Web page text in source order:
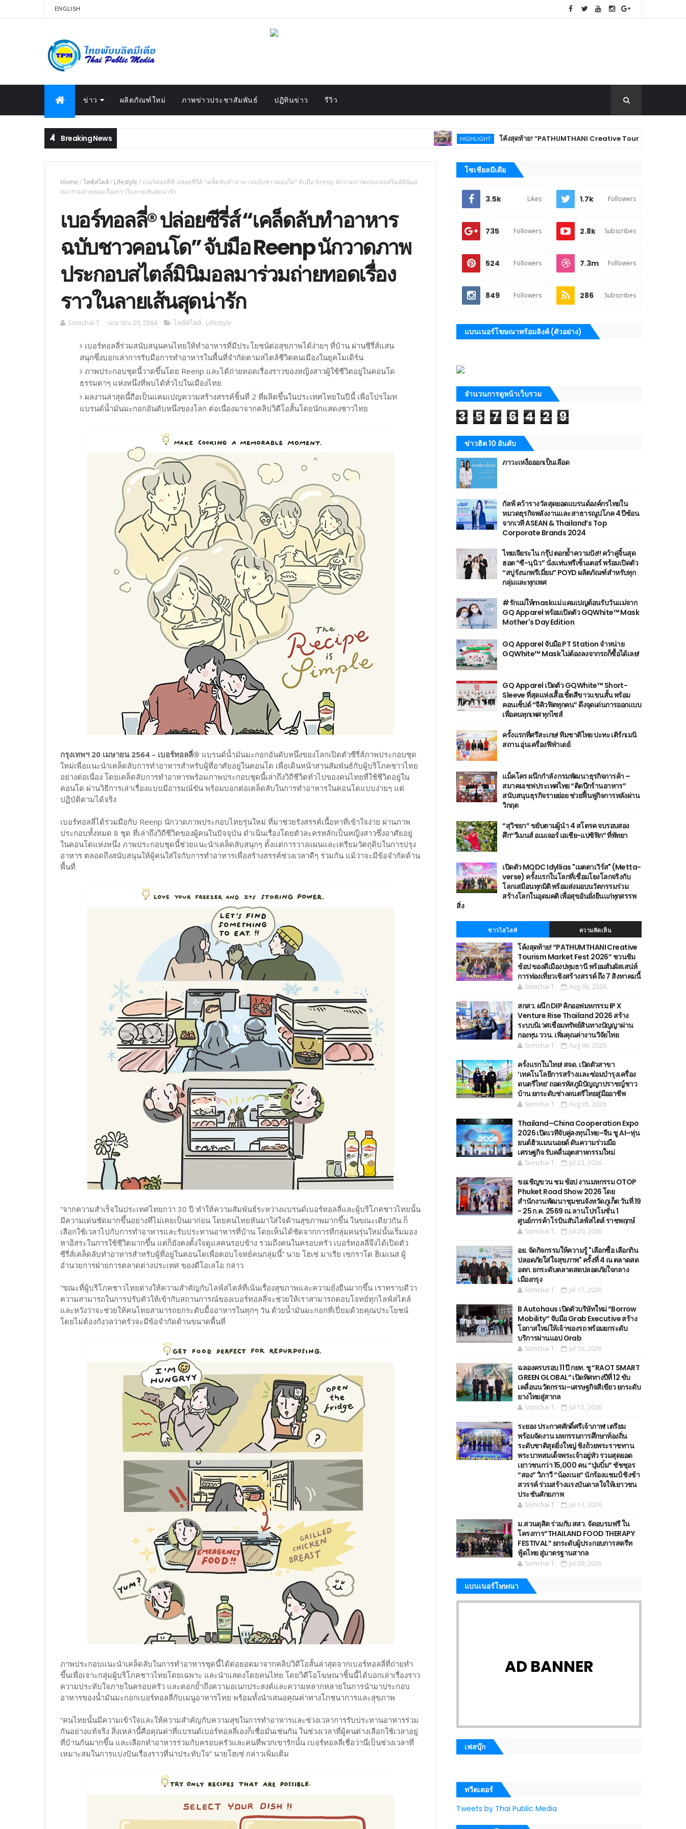
ENGLISH
ข่าว ผลิตภัณฑ์ใหม่ ภาพข่าวประชาสัมพันธ์ ปฏิทินข่าว รีวิว
Breaking News HIGHLIGHT โค้งสุดท้าย! “PATHUMTHANI Creative Tourism Market Fest 2026”
Home /ไลฟ์สไตล์/ Lifestyle / เบอร์ทอลลี่® ปล่อยซีรี่ส์ “เคล็ดลับทำอาหารฉบับชาวคอนโด” จับมือ Reenp นักวาดภาพประกอบสไตล์มินิมอ
ลมาร่วมถ่ายทอดเรื่องราวในลายเส้นสุดน่ารัก
เบอร์ทอลลี่® ปล่อยซีรี่ส์ “เคล็ดลับทำอาหาร
ฉบับชาวคอนโด” จับมือ Reenp นักวาดภาพ
ประกอบสไตล์มินิมอลมาร่วมถ่ายทอดเรื่อง
ราวในลายเส้นสุดน่ารัก
Somchai T. เมษายน 20, 2564 ไลฟ์สไตล์, Lifestyle
เบอร์ทอลลี่ร่วมสนับสนุนคนไทยให้ทำอาหารที่มีประโยชน์ต่อสุขภาพได้ง่ายๆ ที่บ้าน ผ่านซีรี่ส์แสน
สนุกซึ่งบอกเล่าการรับมือการทำอาหารในพื้นที่จำกัดตามสไตล์ชีวิตคนเมืองในยุคโมเดิร์น
ภาพประกอบชุดนี้วาดขึ้นโดย Reenp และได้ถ่ายทอดเรื่องราวของหญิงสาวผู้ใช้ชีวิตอยู่ในคอนโด
ธรรมดาๆ แห่งหนึ่งที่พบได้ทั่วไปในเมืองไทย
ผลงานล่าสุดนี้ถือเป็นแคมเปญความสร้างสรรค์ชิ้นที่ 2 ที่ผลิตขึ้นในประเทศไทยในปีนี้ เพื่อโปรโมท
แบรนด์น้ำมันมะกอกอันดับหนึ่งของโลก ต่อเนื่องมาจากคลิปวิดีโอสั้นโดยนักแสดงชาวไทย
กรุงเทพฯ 20 เมษายน 2564 – เบอร์ทอลลี่® แบรนด์น้ำมันมะกอกอันดับหนึ่งของโลกเปิดตัวซีรี่ส์ภาพประกอบชุด
ใหม่เพื่อแนะนำเคล็ดลับการทำอาหารสำหรับผู้ที่อาศัยอยู่ในคอนโด เพื่อเดินหน้าสานสัมพันธ์กับผู้บริโภคชาวไทย
อย่างต่อเนื่อง โดยเคล็ดลับการทำอาหารพร้อมภาพประกอบชุดนี้เล่าถึงวิถีชีวิตทั่วไปของคนไทยที่ใช้ชีวิตอยู่ใน
คอนโด ผ่านวิธีการเล่าเรื่องแบบมีอารมณ์ขัน พร้อมบอกต่อเคล็ดลับในการทำอาหารในคอนโดแบบง่ายๆ แต่
ปฏิบัติตามได้จริง
เบอร์ทอลลี่ได้ร่วมมือกับ Reenp นักวาดภาพประกอบไทยรุ่นใหม่ ที่มาช่วยรังสรรค์เนื้อหาที่เข้าใจง่าย ผ่านภาพ
ประกอบทั้งหมด 8 ชุด ที่เล่าถึงวิถีชีวิตของผู้คนในปัจจุบัน ดำเนินเรื่องโดยตัวละครหลักเป็นหญิงสาวซึ่งอาศัยอยู่
ในคอนโดแห่งหนึ่ง ภาพประกอบชุดนี้ช่วยแนะนำเคล็ดลับสนุกๆ ตั้งแต่การวางแผนและเตรียมวัตถุดิบในการปรุง
อาหาร ตลอดถึงสนับสนุนให้ผู้คนใส่ใจกับการทำอาหารเพื่อสร้างสรรค์ช่วงเวลาดีๆ ร่วมกัน แม้ว่าจะมีข้อจำกัดด้าน
พื้นที่
“จากความสำเร็จในประเทศไทยกว่า 30 ปี ทำให้ความสัมพันธ์ระหว่างแบรนด์เบอร์ทอลลี่และผู้บริโภคชาวไทยนั้น
มีความเด่นชัดมากขึ้นอย่างที่ไม่เคยเป็นมาก่อน โดยคนไทยหันมาใส่ใจด้านสุขภาพมากขึ้น ในขณะเดียวกัน ก็
เลือกใช้เวลาไปกับการทำอาหารและรับประทานอาหารที่บ้าน โดยเห็นได้ชัดจากการที่กลุ่มคนรุ่นใหม่นั้นเริ่มมอง
หาอิสระในการใช้ชีวิตมากขึ้น แต่ก็ยังคงตั้งใจดูแลคนรอบข้าง รวมถึงคนในครอบครัว เบอร์ทอลลี่จึงได้เปิดตัว
ซีรี่ส์เคล็ดลับทำอาหารสำหรับผู้ที่อยู่ในคอนโดเพื่อตอบโจทย์คนกลุ่มนี้” นาย โฮเซ่ มาเรีย เซกราโด ฮิเมเนส ผู้
อำนวยการฝ่ายการตลาดต่างประเทศ ของดีโอเลโอ กล่าว
“ขณะที่ผู้บริโภคชาวไทยต่างให้ความสำคัญกับไลฟ์สไตล์ที่เน้นเรื่องสุขภาพและความยั่งยืนมากขึ้น เราทราบดีว่า
ความสามารถในการปรับตัวให้เข้ากับสถานการณ์ของเบอร์ทอลลี่จะช่วยให้เราสามารถตอบโจทย์ทุกไลฟ์สไตล์
และหวังว่าจะช่วยให้คนไทยสามารถยกระดับมื้ออาหารในทุกๆ วัน ด้วยน้ำมันมะกอกที่เปี่ยมด้วยคุณประโยชน์
โดยไม่ต้องกังวลว่าครัวจะมีข้อจำกัดด้านขนาดพื้นที่
ภาพประกอบแนะนำเคล็ดลับในการทำอาหารชุดนี้ได้ต่อยอดมาจากคลิปวิดีโอสั้นล่าสุดจากเบอร์ทอลลี่ที่ถ่ายทำ
ขึ้นเพื่อเจาะกลุ่มผู้บริโภคชาวไทยโดยเฉพาะ และนำแสดงโดยคนไทย โดยวิดีโอโฆษณาชิ้นนี้ได้บอกเล่าเรื่องราว
ความประทับใจภายในครอบครัว และตอกย้ำถึงความอเนกประสงค์และความหลากหลายในการนำมาประกอบ
อาหารของน้ำมันมะกอกเบอร์ทอลลี่กับเมนูอาหารไทย พร้อมทั้งนำเสนอคุณค่าทางโภชนาการและสุขภาพ
“คนไทยนั้นมีความเข้าใจและให้ความสำคัญกับความสุขในการทำอาหารและช่วงเวลาการรับประทานอาหารร่วม
กันอย่างแท้จริง สิ่งเหล่านี้คือคุณค่าที่แบรนด์เบอร์ทอลลี่เองก็เชื่อมั่นเช่นกัน ในช่วงเวลาที่ผู้คนต่างเลือกใช้เวลาอยู่
ที่บ้านกันมากขึ้น และเลือกทำอาหารร่วมกับครอบครัวและคนที่พวกเขารักนั้น เบอร์ทอลลี่เชื่อว่านี่เป็นช่วงเวลาที่
เหมาะสมในการแบ่งปันเรื่องราวที่น่าประทับใจ” นายโฮเซ่ กล่าวเพิ่มเติม
โซเชียลมีเดีย
3.5k Likes 1.7k Followers
735 Followers 2.8k Subscribes
524 Followers 7.3m Followers
849 Followers 286 Subscribes
แบนเนอร์โฆษณาพร้อมลิงค์ (ตัวอย่าง)
จำนวนการดูหน้าเว็บรวม
3 5 7 6 4 2 9
ข่าวฮิต 10 อันดับ
ภาวะเหงื่อออกเป็นเลือด
กัลฟ์ คว้ารางวัลสุดยอดแบรนด์องค์กรไทยใน
หมวดธุรกิจพลังงานและสาธารณูปโภค 4 ปีซ้อน
จากเวที ASEAN & Thailand’s Top
Corporate Brands 2024
ไทยเจียระไน กรุ๊ป ตอกย้ำความปัง!! คว้าคู่จิ้นสุด
ฮอต “ซี-นุนิว” นั่งแท่นพรีเซ็นเตอร์ พร้อมเปิดตัว
“สบู่รังนกพรีเมี่ยม” POYD ผลิตภัณฑ์สำหรับทุก
กลุ่มและทุกเพศ
#รักแม่ให้maskแม่ แคมเปญต้อนรับวันแม่จาก
GQ Apparel พร้อมเปิดตัว GQWhite™ Mask
Mother's Day Edition
GQ Apparel จับมือ PT Station จำหน่าย
GQWhite™ Mask ไม่ต้องลงจากรถก็ซื้อได้เลย!
GQ Apparel เปิดตัว GQWhite™ Short-
Sleeve ที่สุดแห่งเสื้อเชิ้ตสีขาวแขนสั้น พร้อม
คอนเซ็ปต์ “จีคิวฟิตทุกคน” ดึงจุดเด่นการออกแบบ
เพื่อคนทุกเพศ ทุกไซส์
ครั้งแรกที่ศรีสะเกษ! ทีมชาติไทย ปะทะ เติร์กเมนิ
สถาน อุ่นเครื่องฟีฟ่าเดย์
แม็คโคร ผนึกกำลัง กรมพัฒนาธุรกิจการค้า –
สมาคมเชฟประเทศไทย “ติดปีกร้านอาหาร”
สนับสนุนธุรกิจรายย่อย ช่วยฟื้นฟูกิจการหลังผ่าน
วิกฤต
“สุวิชยา” ขยับตามผู้นำ 4 สโตรค จบรอบสอง
ศึก“วีเมนส์ อเมเจอร์ เอเชีย-แปซิฟิก” ที่พัทยา
เปิดตัว MQDC Idyllias "เมตตาเวิร์ส" (Metta-
verse) ครั้งแรกในโลกที่เชื่อมโยงโลกจริงกับ
โลกเสมือนทุกมิติ พร้อมส่งมอบนวัตกรรมร่วม
สร้างโลกในอุดมคติ เพื่อสุขอันยั่งยืนแก่ทุกสรรพ
สิ่ง
ข่าวไฮไลท์ ความคิดเห็น
โค้งสุดท้าย! “PATHUMTHANI Creative
Tourism Market Fest 2026” ชวนชิม
ช้อป ของดีเมืองปทุมธานี พร้อมสัมผัสเสน่ห์
การท่องเที่ยวเชิงสร้างสรรค์ ถึง 7 สิงหาคมนี้
Somchai T. Aug 06, 2026
สกสว. ผนึก DIP คิกออฟมหกรรม IP X
Venture Rise Thailand 2026 สร้าง
ระบบนิเวศเชื่อมทรัพย์สินทางปัญญาผ่าน
กองทุน ววน. เพิ่มคุณค่างานวิจัยไทย
Somchai T. Aug 06, 2026
ครั้งแรกในไทย! สจด. เปิดตัวสาขา
‘เทคโนโลยีการสร้างและซ่อมบำรุงเครื่อง
ดนตรีไทย’ ​ถอดรหัสภูมิปัญญาปราชญ์ชาว
บ้าน ยกระดับช่างดนตรีไทยสู่มืออาชีพ
Somchai T. Aug 05, 2026
Thailand–China Cooperation Expo
2026 เปิดเวทีจับคู่ลงทุนไทย–จีน ชู AI–หุ่น
ยนต์ฮิวแมนนอยด์ ดันความร่วมมือ
เศรษฐกิจ รับคลื่นอุตสาหกรรมใหม่
Somchai T. Jul 23, 2026
ขอเชิญขวน ชม ช้อป งานมหกรรม OTOP
Phuket Road Show 2026 โดย
สำนักงานพัฒนาชุมชนจังหวัดภูเก็ต วันที่ 19
- 25 ก.ค. 2569 ณ.ลานโปรโมชั่น 1
ศูนย์การค้าโรบินสันไลฟ์สไตล์ ราชพฤกษ์
Somchai T. Jul 20, 2026
อย. จัดกิจกรรมให้ความรู้ "เลือกซื้อ เลือกกิน
ปลอดภัยใส่ใจสุขภาพ" ครั้งที่ 4 ณ ตลาดสด
อตก. ยกระดับตลาดสดปลอดภัยใจกลาง
เมืองกรุง
Somchai T. Jul 17, 2026
B Autohaus เปิดตัวบริษัทใหม่ “Borrow
Mobility” จับมือ Grab Executive สร้าง
โอกาสใหม่ให้เจ้าของรถ พร้อมยกระดับ
บริการผ่านแอป Grab
Somchai T. Jul 16, 2026
ฉลองครบรอบ 11 ปี กยท. ชู “RAOT SMART
GREEN GLOBAL” เปิดทิศทางปีที่ 12 ขับ
เคลื่อนนวัตกรรม–เศรษฐกิจสีเขียว ยกระดับ
ยางไทยสู่สากล
Somchai T. Jul 15, 2026
ระยอง ประกาศศักดิ์ศรีเจ้าภาพ! เตรียม
พร้อมจัดงาน มหกรรมการศึกษาท้องถิ่น
ระดับชาติสุดยิ่งใหญ่ ชิงถ้วยพระราชทาน
พระบาทสมเด็จพระเจ้าอยู่หัว รวมสุดยอด
เยาวชนกว่า 15,000 คน “บุ๋มบิ๋ม” ชัชชุอร
“สอง” วิภาวี “น้องเนย“ นักร้องแชมป์ ชิงช้า
สวรรค์ ร่วมสร้างแรงบันดาลใจให้เยาวชน
ประชันศักยภาพ
Somchai T. Jul 13, 2026
ม.สวนดุสิต ร่วมกับ สสว. จัดอบรมฟรี ใน
โครงการ“THAILAND FOOD THERAPY
FESTIVAL” ยกระดับผู้ประกอบการสตรีท
ฟู้ดไทย สู่มาตรฐานสากล
Somchai T. Jul 09, 2026
แบนเนอร์โษษณา
AD BANNER
เฟสบุ๊ก
ทวีตเตอร์
Tweets by Thai Public Media